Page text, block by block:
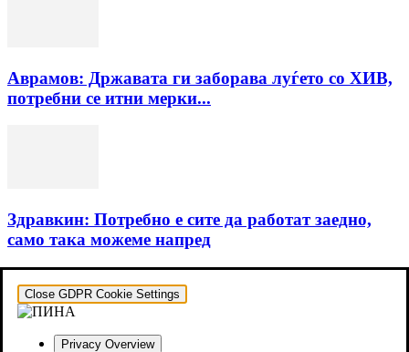
Аврамов: Државата ги заборава луѓето со ХИВ,
потребни се итни мерки...
Здравкин: Потребно е сите да работат заедно,
само така можеме напред
Close GDPR Cookie Settings
Privacy Overview